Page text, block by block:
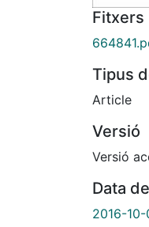
Fitxers
Tipus
Article
Versió
Versió
Data
2016-10-